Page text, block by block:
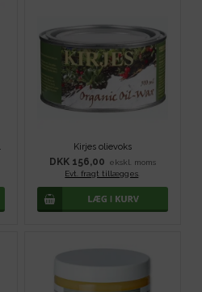
- Hvid Kirjes olievoks
DKK 156,00
ekskl. moms
Evt. fragt tillægges